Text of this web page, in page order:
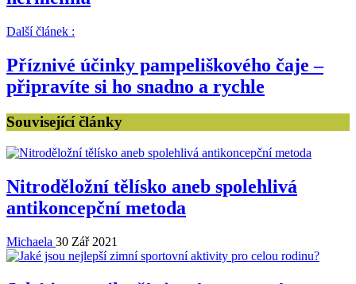
Další článek :
Příznivé účinky pampeliškového čaje –
připravíte si ho snadno a rychle
Související články
Nitroděložní tělísko aneb spolehlivá
antikoncepční metoda
Michaela 30 Zář 2021